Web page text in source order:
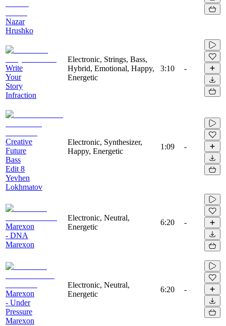
Nazar
Hrushko
Write
Your
Story
Infraction
Electronic, Strings, Bass,
Hybrid, Emotional, Happy,
Energetic
3:10 -
Creative
Future
Bass
Edit 8
Yevhen
Lokhmatov
Electronic, Synthesizer,
Happy, Energetic
1:09 -
Marexon
- DNA
Marexon
Electronic, Neutral,
Energetic
6:20 -
Marexon
- Under
Pressure
Marexon
Electronic, Neutral,
Energetic
6:20 -